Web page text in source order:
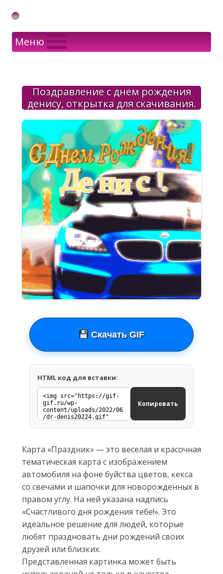
Gif Открытки в подарок
Меню
Поздравление с днем рождения
денису, открытка для скачивания.
Скачать GIF
HTML код для вставки:
Копировать
Карта «Праздник» — это веселая и красочная
тематическая карта с изображением
автомобиля на фоне буйства цветов, кекса
со свечами и шапочки для новорожденных в
правом углу. На ней указана надпись
«Счастливого дня рождения тебе!». Это
идеальное решение для людей, которые
любят праздновать дни рождений своих
друзей или близких.
Представленная картинка может быть